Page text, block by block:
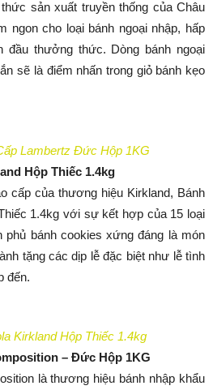
sản xuất truyền thống của Châu
ngon cho loại bánh ngoại nhập, hấp
thưởng thức. Dòng bánh ngoại
sẽ là điểm nhấn trong giỏ bánh kẹo
Lambertz Đức Hộp 1KG
Hộp Thiếc 1.4kg
cấp của thương hiệu Kirkland, Bánh
1.4kg với sự kết hợp của 15 loại
phủ bánh cookies xứng đáng là món
tặng các dịp lễ đặc biệt như lễ tình
đến.
Kirkland Hộp Thiếc 1.4kg
– Đức Hộp 1KG
là thương hiệu bánh nhập khẩu